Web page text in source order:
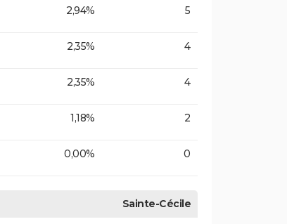
2,94% 5
2,35% 4
2,35% 4
1,18% 2
0,00% 0
Sainte-Cécile